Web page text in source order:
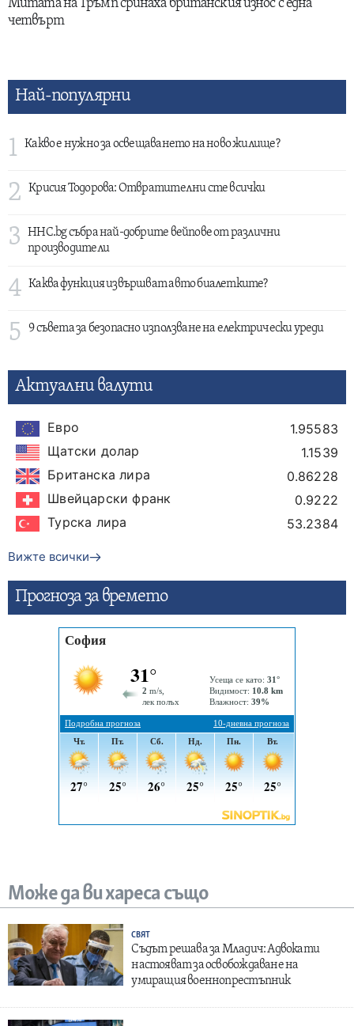
Митата на Тръмп сринаха британския износ с една
четвърт
Най-популярни
1 Какво е нужно за освещаването на ново жилище?
2 Крисия Тодорова: Отвратителни сте всички
3
HHC.bg събра най-добрите вейпове от различни
производители
4 Каква функция извършват авто биалетките?
5 9 съвета за безопасно използване на електрически уреди
Актуални валути
Евро
1.95583
Щатски долар
1.1539
Британска лира
0.86228
Швейцарски франк
0.9222
Турска лира
53.2384
Вижте всички
Прогнозa за времето
Може да ви хареса също
СВЯТ
Съдът решава за Младич: Адвокати
настояват за освобождаване на
умиращия военнопрестъпник